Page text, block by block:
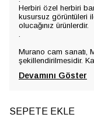
Herbiri özel herbiri
kusursuz görüntüleri
olucağınız ürünlerdir.
.
Murano cam sanatı,
şekillendirilmesidir.
Devamını Göster
SEPETE EKLE